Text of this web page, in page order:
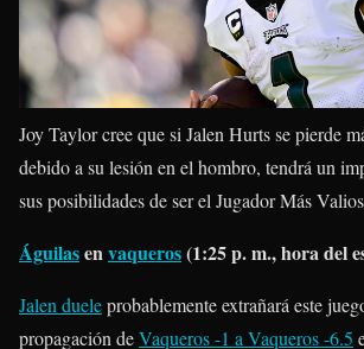
Joy Taylor cree que si Jalen Hurts se pierde
debido a su lesión en el hombro, tendrá un
sus posibilidades de ser el Jugador Más
Águilasenvaqueros(1:25 p. m., hora del
Jalen dueleprobablemente extrañará este
propagación deVaqueros -1 a Vaqueros -6.5